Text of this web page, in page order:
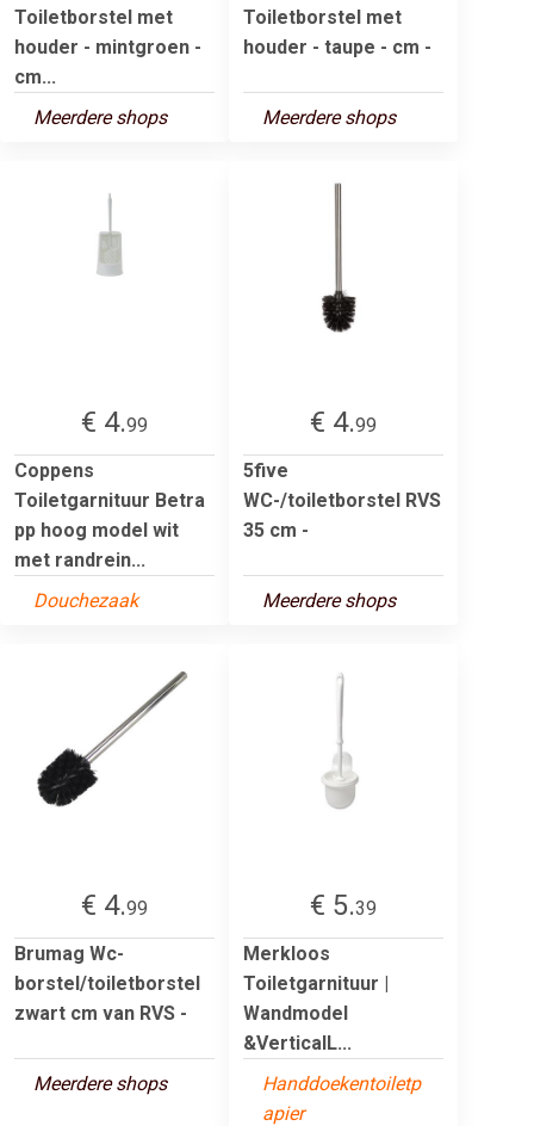
Toiletborstel met
houder - mintgroen -
cm...
Meerdere shops
Toiletborstel met
houder - taupe - cm -
Meerdere shops
€ 4.99
Coppens
Toiletgarnituur Betra
pp hoog model wit
met randrein...
Douchezaak
€ 4.99
5five
WC-/toiletborstel RVS
35 cm -
Meerdere shops
€ 4.99
Brumag Wc-
borstel/toiletborstel
zwart cm van RVS -
Meerdere shops
€ 5.39
Merkloos
Toiletgarnituur |
Wandmodel
&VerticalL...
Handdoekentoiletp
apier